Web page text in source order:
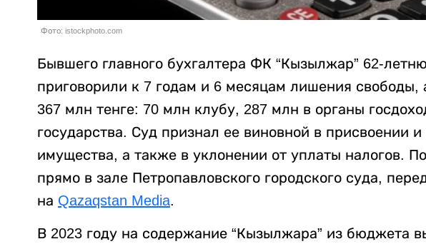
Фото: istockphoto.com
Бывшего главного бухгалтера ФК “Кызылжар” 62-
приговорили к 7 годам и 6 месяцам лишения свободы,
367 млн тенге: 70 млн клубу, 287 млн в органы
государства. Суд признал ее виновной в присвоении и
имущества, а также в уклонении от уплаты налогов.
прямо в зале Петропавловского городского суда,
на Qazaqstan Media.
В 2023 году на содержание “Кызылжара” из бюджета